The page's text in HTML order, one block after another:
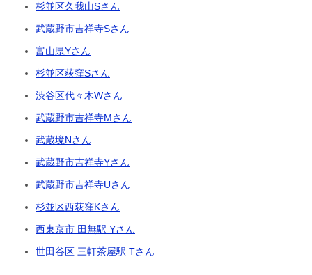
杉並区久我山Sさん
武蔵野市吉祥寺Sさん
富山県Yさん
杉並区荻窪Sさん
渋谷区代々木Wさん
武蔵野市吉祥寺Mさん
武蔵境Nさん
武蔵野市吉祥寺Yさん
武蔵野市吉祥寺Uさん
杉並区西荻窪Kさん
西東京市 田無駅 Yさん
世田谷区 三軒茶屋駅 Tさん